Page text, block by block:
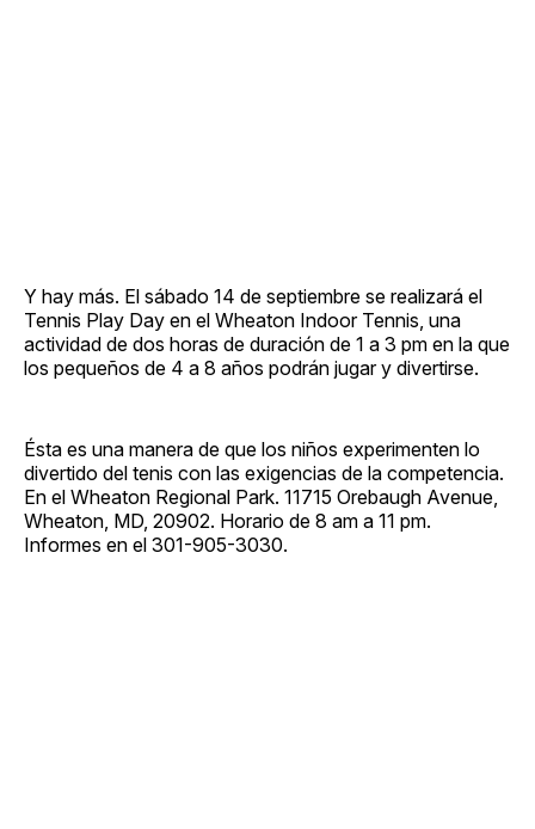
Y hay más. El sábado 14 de septiembre se realizará el
Tennis Play Day en el Wheaton Indoor Tennis, una
actividad de dos horas de duración de 1 a 3 pm en la que
los pequeños de 4 a 8 años podrán jugar y divertirse.
Ésta es una manera de que los niños experimenten lo
divertido del tenis con las exigencias de la competencia.
En el Wheaton Regional Park. 11715 Orebaugh Avenue,
Wheaton, MD, 20902. Horario de 8 am a 11 pm.
Informes en el 301-905-3030.